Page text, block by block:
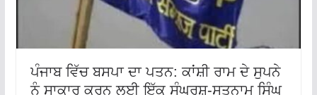
ਪੰਜਾਬ ਵਿੱਚ ਬਸਪਾ ਦਾ ਪਤਨ: ਕਾਂਸ਼ੀ ਰਾਮ ਦੇ ਸੁਪਨੇ
ਨੂੰ ਸਾਕਾਰ ਕਰਨ ਲਈ ਇੱਕ ਸੰਘਰਸ਼-ਸਤਨਾਮ ਸਿੰਘ